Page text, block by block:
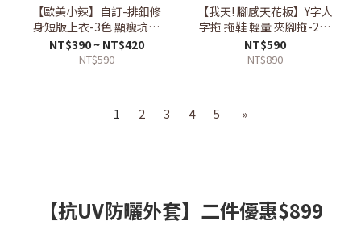
【歐美小辣】自訂-排釦修
身短版上衣-3色 顯瘦坑條
短袖T恤 長袖上衣(現貨)
NT$390 ~ NT$420
NT$590
【我天! 腳感天花板】Y字人
字拖 拖鞋 輕量 夾腳拖-2色
(現貨)
NT$590
NT$890
1 2 3 4 5 »
【抗UV防曬外套】二件優惠$899